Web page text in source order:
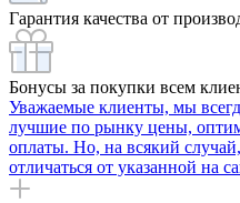
Гарантия качества от
Бонусы за покупки всем
Уважаемые клиенты, мы
лучшие по рынку цены,
оплаты. Но, на всякий
отличаться от указанной на